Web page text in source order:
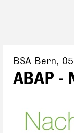
BSA Bern,
ABAP -